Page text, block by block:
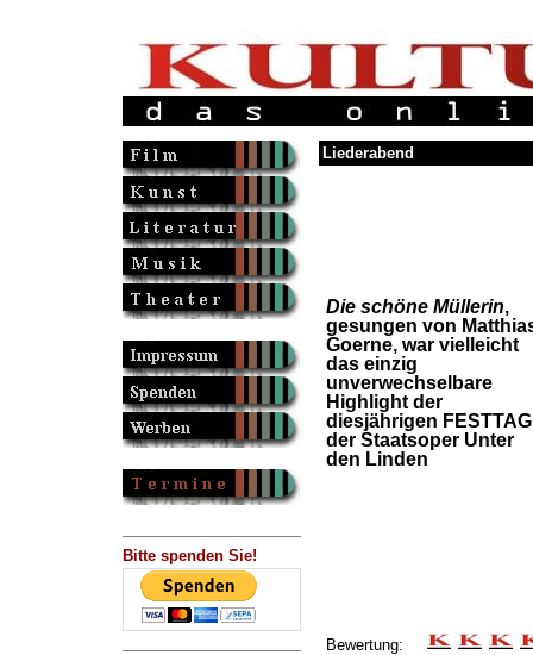
Bitte spenden Sie!
Liederabend
Die schöne Müllerin,
gesungen von
Goerne, war vielleicht
das einzig
unverwechselbare
Highlight der
diesjährigen
der Staatsoper Unter
den Linden
Bewertung: